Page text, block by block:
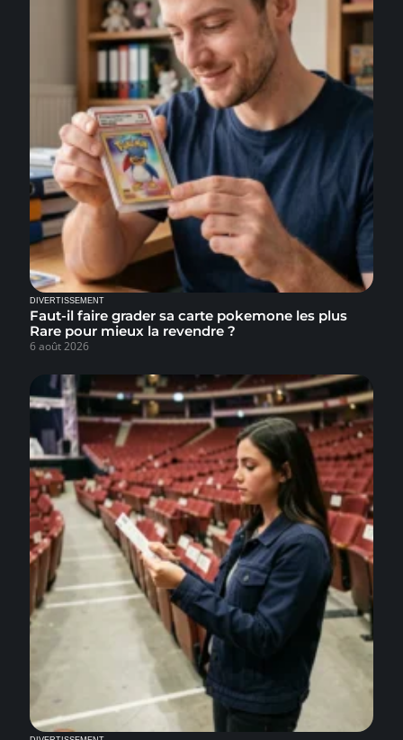
DIVERTISSEMENT
Faut-il faire grader sa carte pokemone les plus
Rare pour mieux la revendre ?
6 août 2026